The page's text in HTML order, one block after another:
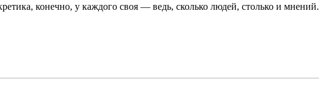
конечно, у каждого своя — ведь, сколько людей, столько и мнений.